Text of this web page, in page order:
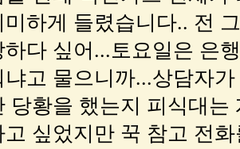
미하게 들렸습니다.. 전
하다 싶어...토요일은 은
냐고 물으니까...상담자
당황을 했는지 피식대
고 싶었지만 꾹 참고 전